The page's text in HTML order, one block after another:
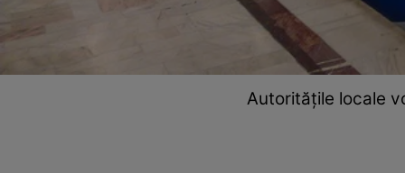
Autoritățile locale